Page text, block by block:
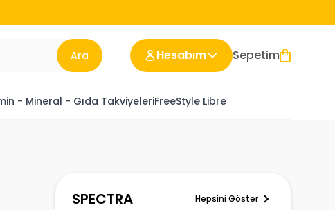
Ara Hesabım Sepetim
- Mineral - Gıda TakviyeleriFreeStyle Libre
SPECTRA Hepsini Göster